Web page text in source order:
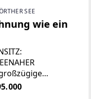
SEE
wie ein
mit einer
und traumhaftem